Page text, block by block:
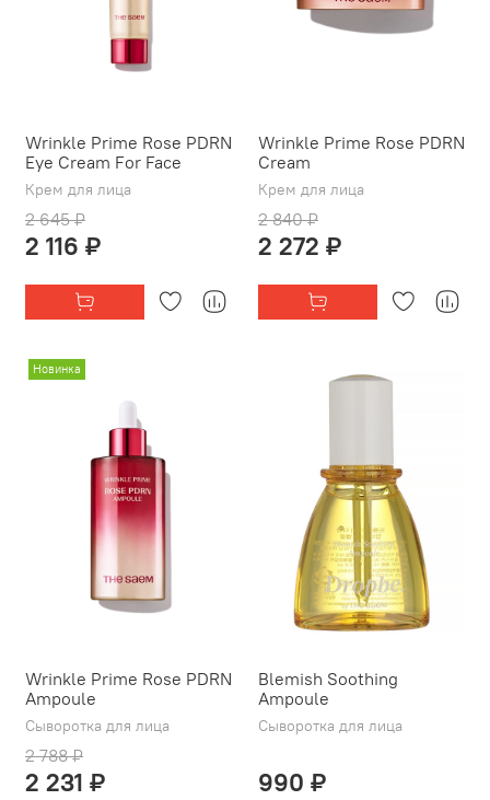
Wrinkle Prime Rose PDRN
Eye Cream For Face
Крем для лица
2 645 ₽
2 116 ₽
Wrinkle Prime Rose PDRN
Cream
Крем для лица
2 840 ₽
2 272 ₽
Новинка
Wrinkle Prime Rose PDRN
Ampoule
Сыворотка для лица
2 788 ₽
2 231 ₽
Blemish Soothing
Ampoule
Сыворотка для лица
990 ₽